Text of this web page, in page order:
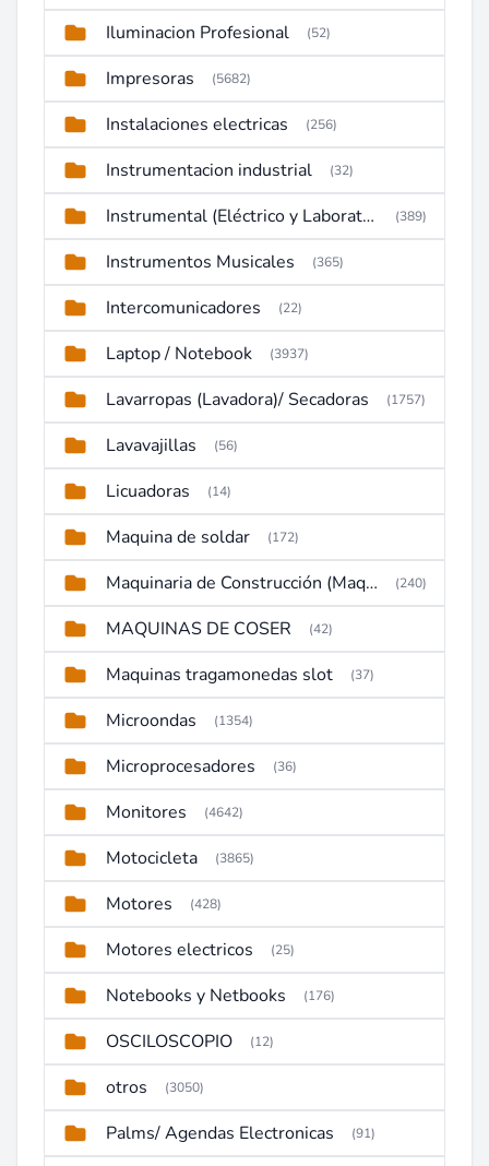
Iluminacion Profesional (52)
Impresoras (5682)
Instalaciones electricas (256)
Instrumentacion industrial (32)
Instrumental (Eléctrico y Laboratorio) (389)
Instrumentos Musicales (365)
Intercomunicadores (22)
Laptop / Notebook (3937)
Lavarropas (Lavadora)/ Secadoras (1757)
Lavavajillas (56)
Licuadoras (14)
Maquina de soldar (172)
Maquinaria de Construcción (Maquinaria Pesada) (240)
MAQUINAS DE COSER (42)
Maquinas tragamonedas slot (37)
Microondas (1354)
Microprocesadores (36)
Monitores (4642)
Motocicleta (3865)
Motores (428)
Motores electricos (25)
Notebooks y Netbooks (176)
OSCILOSCOPIO (12)
otros (3050)
Palms/ Agendas Electronicas (91)